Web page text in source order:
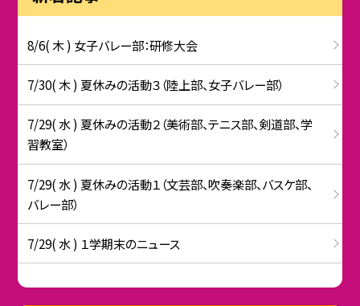
8/6( 木 ) 女子バレー部：研修大会
7/30( 木 ) 夏休みの活動３（陸上部、女子バレー部）
7/29( 水 ) 夏休みの活動２（美術部、テニス部、剣道部、学
習教室）
7/29( 水 ) 夏休みの活動１（文芸部、吹奏楽部、バスケ部、
バレー部）
7/29( 水 ) １学期末のニュース